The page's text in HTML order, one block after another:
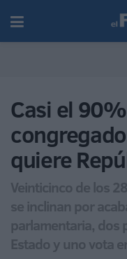
Casi el
quiere
Veinticinco de los
se inclinan por
parlamentaria, dos
Estado y uno vota